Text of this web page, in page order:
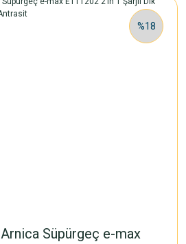
%18
Arnica Süpürgeç e-max